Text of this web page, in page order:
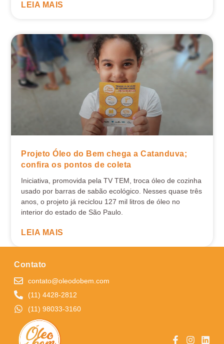
LEIA MAIS
Projeto Óleo do Bem chega a Catanduva;
confira os pontos de coleta
Iniciativa, promovida pela TV TEM, troca óleo de cozinha
usado por barras de sabão ecológico. Nesses quase três
anos, o projeto já reciclou 127 mil litros de óleo no
interior do estado de São Paulo.
LEIA MAIS
Contato
contato@oleodobem.com
(11) 4428-2812
(11) 98033-3160